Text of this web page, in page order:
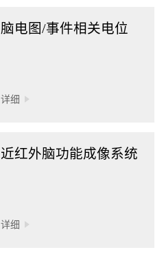
脑电图/事件相关电位
详细
近红外脑功能成像系统
详细